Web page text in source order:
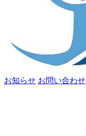
お知らせ お問い合わせ